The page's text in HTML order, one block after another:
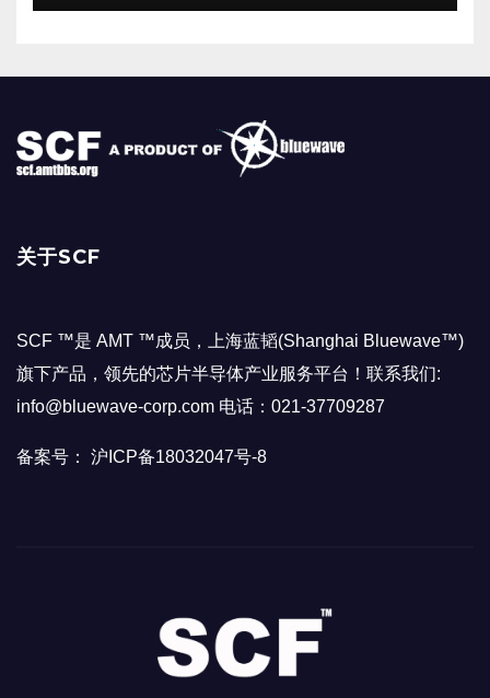
关于SCF
SCF ™是 AMT ™成员，上海蓝韬(Shanghai Bluewave™)
旗下产品，领先的芯片半导体产业服务平台！联系我们:
info@bluewave-corp.com 电话：021-37709287
备案号： 沪ICP备18032047号-8